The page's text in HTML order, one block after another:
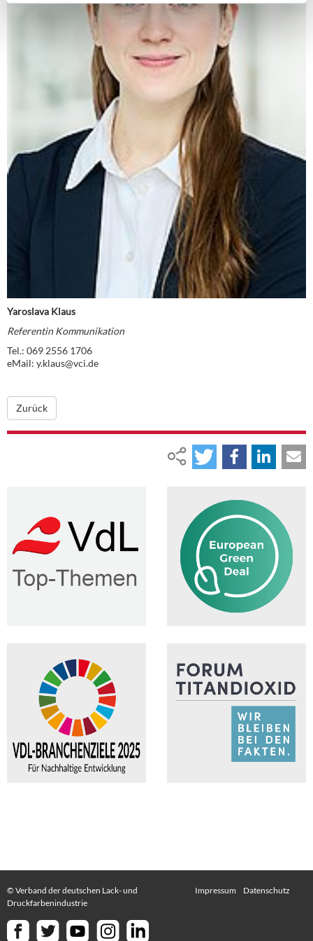
Yaroslava Klaus
Referentin Kommunikation
Tel.: 069 2556 1706
eMail: y.klaus@vci.de
Zurück
© Verband der deutschen Lack- und
Druckfarbenindustrie
Impressum Datenschutz